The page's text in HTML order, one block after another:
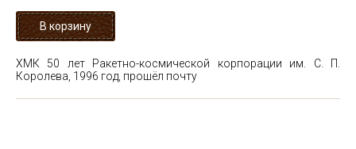
ХМК 50 лет Ракетно-космической корпорации им. С. П.
Королева, 1996 год, прошёл почту